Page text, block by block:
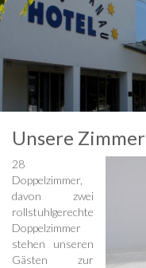
Unsere Zimmer
28
Doppelzimmer,
davon zwei
rollstuhlgerechte
Doppelzimmer
stehen unseren
Gästen zur